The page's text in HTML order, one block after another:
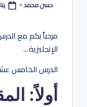
تمّ
حسن محمد
مرحباً بكم مع
الإنجليزية…
الدرس الخامس
أولاً: